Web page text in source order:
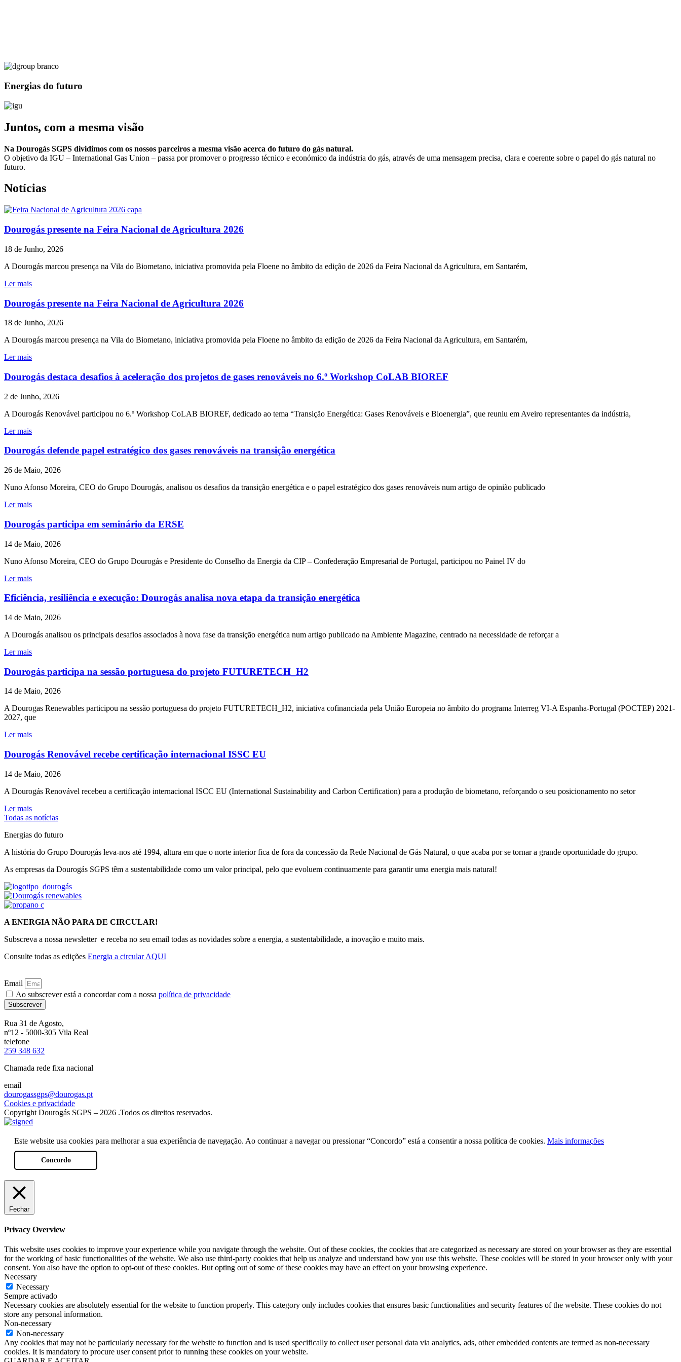
Energias do futuro
Juntos, com a mesma visão
Na Dourogás SGPS dividimos com os nossos parceiros a mesma visão acerca do futuro do gás natural.
O objetivo da IGU – International Gas Union – passa por promover o progresso técnico e económico da indústria do gás, através de uma mensagem precisa, clara e coerente sobre o papel do gás natural no
futuro.
Notícias
Dourogás presente na Feira Nacional de Agricultura 2026
18 de Junho, 2026
A Dourogás marcou presença na Vila do Biometano, iniciativa promovida pela Floene no âmbito da edição de 2026 da Feira Nacional da Agricultura, em Santarém,
Ler mais
Dourogás presente na Feira Nacional de Agricultura 2026
18 de Junho, 2026
A Dourogás marcou presença na Vila do Biometano, iniciativa promovida pela Floene no âmbito da edição de 2026 da Feira Nacional da Agricultura, em Santarém,
Ler mais
Dourogás destaca desafios à aceleração dos projetos de gases renováveis no 6.º Workshop CoLAB BIOREF
2 de Junho, 2026
A Dourogás Renovável participou no 6.º Workshop CoLAB BIOREF, dedicado ao tema “Transição Energética: Gases Renováveis e Bioenergia”, que reuniu em Aveiro representantes da indústria,
Ler mais
Dourogás defende papel estratégico dos gases renováveis na transição energética
26 de Maio, 2026
Nuno Afonso Moreira, CEO do Grupo Dourogás, analisou os desafios da transição energética e o papel estratégico dos gases renováveis num artigo de opinião publicado
Ler mais
Dourogás participa em seminário da ERSE
14 de Maio, 2026
Nuno Afonso Moreira, CEO do Grupo Dourogás e Presidente do Conselho da Energia da CIP – Confederação Empresarial de Portugal, participou no Painel IV do
Ler mais
Eficiência, resiliência e execução: Dourogás analisa nova etapa da transição energética
14 de Maio, 2026
A Dourogás analisou os principais desafios associados à nova fase da transição energética num artigo publicado na Ambiente Magazine, centrado na necessidade de reforçar a
Ler mais
Dourogás participa na sessão portuguesa do projeto FUTURETECH_H2
14 de Maio, 2026
A Dourogas Renewables participou na sessão portuguesa do projeto FUTURETECH_H2, iniciativa cofinanciada pela União Europeia no âmbito do programa Interreg VI-A Espanha-Portugal (POCTEP) 2021-
2027, que
Ler mais
Dourogás Renovável recebe certificação internacional ISSC EU
14 de Maio, 2026
A Dourogás Renovável recebeu a certificação internacional ISCC EU (International Sustainability and Carbon Certification) para a produção de biometano, reforçando o seu posicionamento no setor
Ler mais
Todas as notícias
Energias do futuro
A história do Grupo Dourogás leva-nos até 1994, altura em que o norte interior fica de fora da concessão da Rede Nacional de Gás Natural, o que acaba por se tornar a grande oportunidade do grupo.
As empresas da Dourogás SGPS têm a sustentabilidade como um valor principal, pelo que evoluem continuamente para garantir uma energia mais natural!
A ENERGIA NÃO PARA DE CIRCULAR!
Subscreva a nossa newsletter e receba no seu email todas as novidades sobre a energia, a sustentabilidade, a inovação e muito mais.
Consulte todas as edições Energia a circular AQUI
Email
Ao subscrever está a concordar com a nossa política de privacidade
Subscrever
Rua 31 de Agosto,
nº12 - 5000-305 Vila Real
telefone
259 348 632
Chamada rede fixa nacional
email
dourogassgps@dourogas.pt
Cookies e privacidade
Copyright Dourogás SGPS – 2026 .Todos os direitos reservados.
Este website usa cookies para melhorar a sua experiência de navegação. Ao continuar a navegar ou pressionar “Concordo” está a consentir a nossa política de cookies. Mais informações
Concordo
Fechar
Privacy Overview
This website uses cookies to improve your experience while you navigate through the website. Out of these cookies, the cookies that are categorized as necessary are stored on your browser as they are essential
for the working of basic functionalities of the website. We also use third-party cookies that help us analyze and understand how you use this website. These cookies will be stored in your browser only with your
consent. You also have the option to opt-out of these cookies. But opting out of some of these cookies may have an effect on your browsing experience.
Necessary
Necessary
Sempre activado
Necessary cookies are absolutely essential for the website to function properly. This category only includes cookies that ensures basic functionalities and security features of the website. These cookies do not
store any personal information.
Non-necessary
Non-necessary
Any cookies that may not be particularly necessary for the website to function and is used specifically to collect user personal data via analytics, ads, other embedded contents are termed as non-necessary
cookies. It is mandatory to procure user consent prior to running these cookies on your website.